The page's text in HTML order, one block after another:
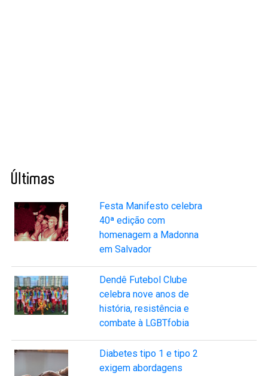
Últimas
Festa Manifesto celebra
40ª edição com
homenagem a Madonna
em Salvador
Dendê Futebol Clube
celebra nove anos de
história, resistência e
combate à LGBTfobia
Diabetes tipo 1 e tipo 2
exigem abordagens